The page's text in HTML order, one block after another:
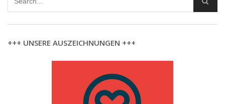
+++ UNSERE AUSZEICHNUNGEN +++